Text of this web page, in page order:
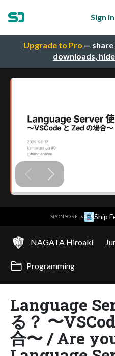
Upgrade to Pro —
downloads,
Sign in
SPONSORED· Ship
NAGATA Hiroaki
Programming
Language
る？ 〜
合〜 / Are